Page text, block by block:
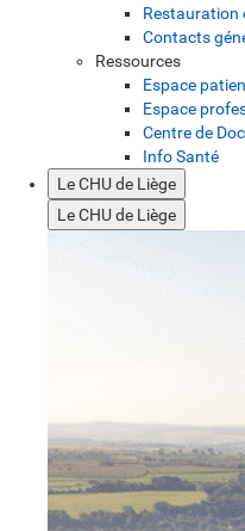
Restauration
Contacts
Ressources
Espace
Espace
Centre de
Info Santé
Le CHU de Liège
Le CHU de Liège